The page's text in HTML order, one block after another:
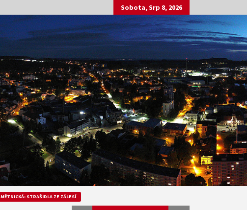
Sobota, Srp 8, 2026
STRAŠIDLA ZE ZÁLESÍ